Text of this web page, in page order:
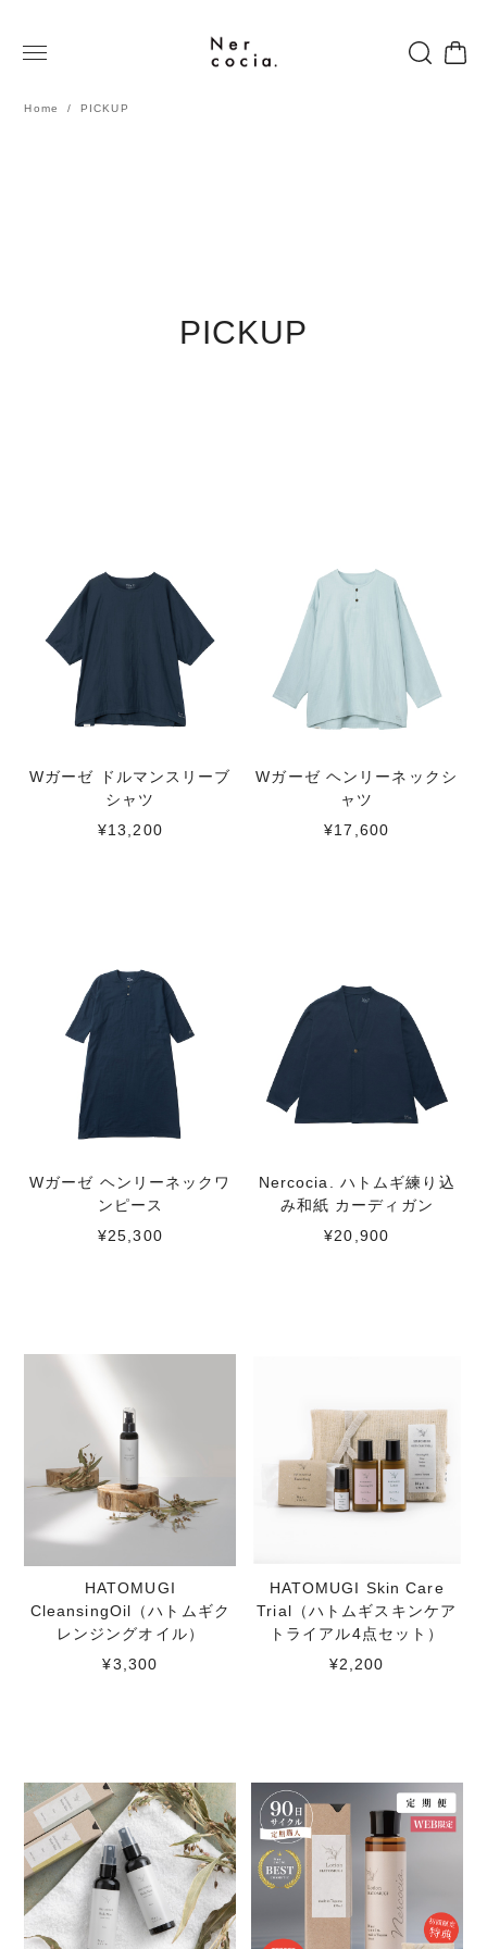
Home PICKUP
PICKUP
Wガーゼ ドルマンスリーブ
シャツ
¥13,200
Wガーゼ ヘンリーネックシ
ャツ
¥17,600
Wガーゼ ヘンリーネックワ
ンピース
¥25,300
Nercocia. ハトムギ練り込
み和紙 カーディガン
¥20,900
HATOMUGI
CleansingOil（ハトムギク
レンジングオイル）
¥3,300
HATOMUGI Skin Care
Trial（ハトムギスキンケア
トライアル4点セット）
¥2,200